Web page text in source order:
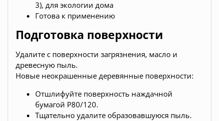
3), для экологии дома
Готова к применению
Подготовка поверхности
Удалите с поверхности загрязнения, масло и
древесную пыль.
Новые неокрашенные деревянные поверхности:
Отшлифуйте поверхность наждачной
бумагой Р80/120.
Тщательно удалите образовавшуюся пыль.